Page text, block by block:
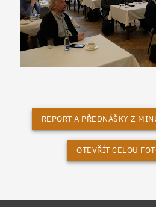
REPORT A PŘEDNÁŠKY Z
OTEVŘÍT CELOU